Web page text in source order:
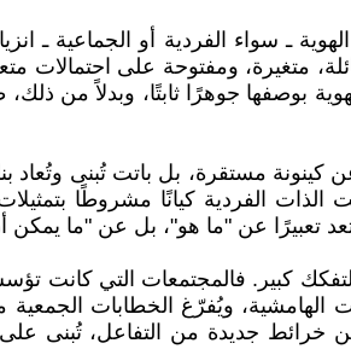
ـ سواء الفردية أو الجماعية ـ
متغيرة، ومفتوحة على احتمالات
بوصفها جوهرًا ثابتًا، وبدلاً من
كينونة مستقرة، بل باتت تُبنى وتُعاد
الذات الفردية كيانًا مشروطًا
تعد تعبيرًا عن "ما هو"، بل عن "ما
كبير. فالمجتمعات التي كانت
الهامشية، ويُفرّغ الخطابات
جديدة من التفاعل، تُبنى على